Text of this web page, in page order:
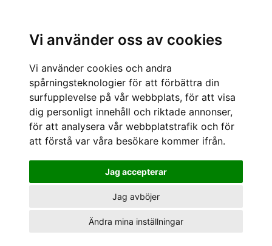
Vi använder oss av cookies
Vi använder cookies och andra
spårningsteknologier för att förbättra din
surfupplevelse på vår webbplats, för att visa
dig personligt innehåll och riktade annonser,
för att analysera vår webbplatstrafik och för
att förstå var våra besökare kommer ifrån.
Jag accepterar
Jag avböjer
Ändra mina inställningar
Kepsar och mössor Kepsar